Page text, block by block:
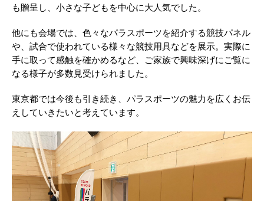
も贈呈し、小さな子どもを中心に大人気でした。
他にも会場では、色々なパラスポーツを紹介する競技パネル
や、試合で使われている様々な競技用具などを展示。実際に
手に取って感触を確かめるなど、ご家族で興味深げにご覧に
なる様子が多数見受けられました。
東京都では今後も引き続き、パラスポーツの魅力を広くお伝
えしていきたいと考えています。